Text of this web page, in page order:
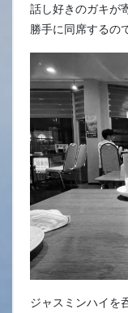
話し好きのガキが
勝手に同席するの
ジャスミンハイを